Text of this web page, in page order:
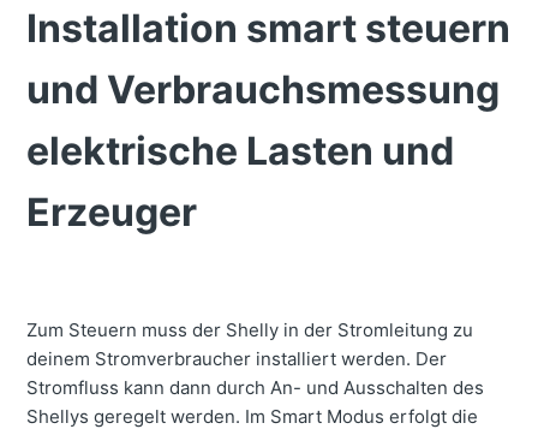
Installation smart steuern
und Verbrauchsmessung
elektrische Lasten und
Erzeuger
Zum Steuern muss der Shelly in der Stromleitung zu
deinem Stromverbraucher installiert werden. Der
Stromfluss kann dann durch An- und Ausschalten des
Shellys geregelt werden. Im Smart Modus erfolgt die